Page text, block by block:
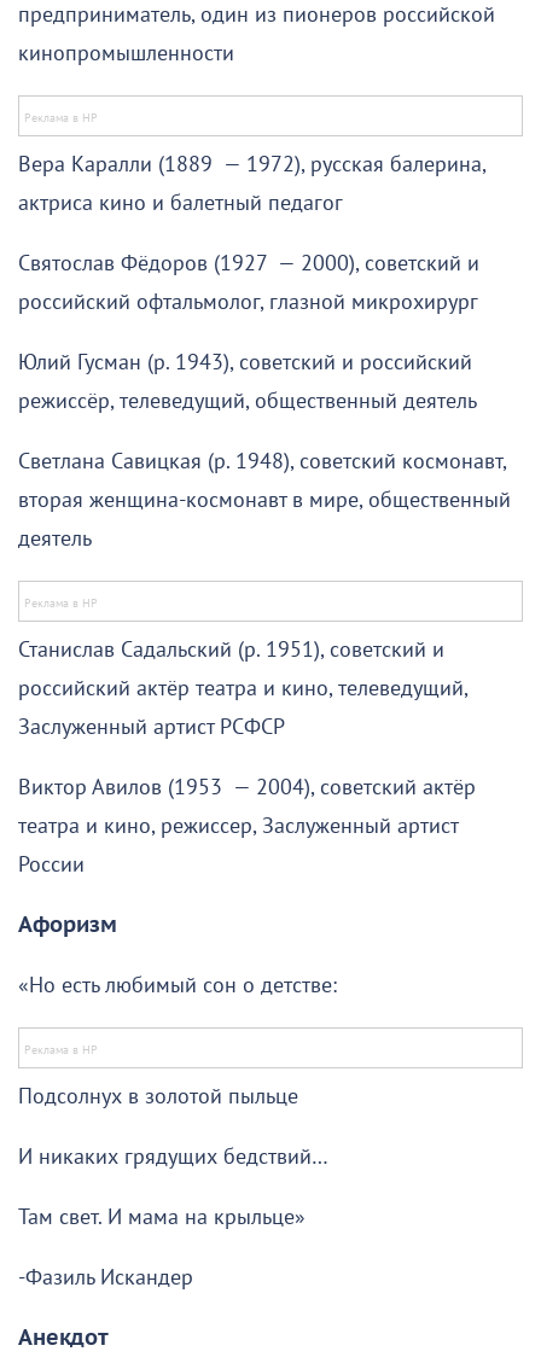
предприниматель, один из пионеров российской
кинопромышленности
Вера Каралли (1889 — 1972), русская балерина,
актриса кино и балетный педагог
Святослав Фёдоров (1927 — 2000), советский и
российский офтальмолог, глазной микрохирург
Юлий Гусман (р. 1943), советский и российский
режиссёр, телеведущий, общественный деятель
Светлана Савицкая (р. 1948), советский космонавт,
вторая женщина-космонавт в мире, общественный
деятель
Станислав Садальский (р. 1951), советский и
российский актёр театра и кино, телеведущий,
Заслуженный артист РСФСР
Виктор Авилов (1953 — 2004), советский актёр
театра и кино, режиссер, Заслуженный артист
России
Афоризм
«Но есть любимый сон о детстве:
Подсолнух в золотой пыльце
И никаких грядущих бедствий…
Там свет. И мама на крыльце»
-Фазиль Искандер
Анекдот